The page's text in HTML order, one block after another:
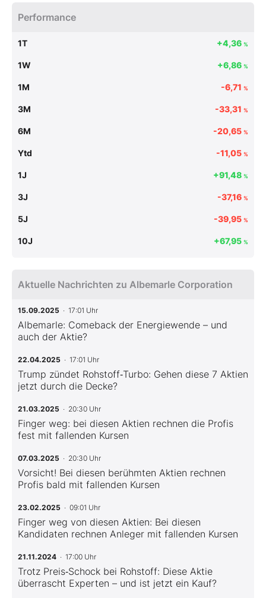
Performance
1T +4,36 %
1W +6,86 %
1M -6,71 %
3M -33,31 %
6M -20,65 %
Ytd -11,05 %
1J +91,48 %
3J -37,16 %
5J -39,95 %
10J +67,95 %
Aktuelle Nachrichten zu Albemarle Corporation
15.09.2025 · 17:01 Uhr
Albemarle: Comeback der Energiewende – und
auch der Aktie?
22.04.2025 · 17:01 Uhr
Trump zündet Rohstoff‑Turbo: Gehen diese 7 Aktien
jetzt durch die Decke?
21.03.2025 · 20:30 Uhr
Finger weg: bei diesen Aktien rechnen die Profis
fest mit fallenden Kursen
07.03.2025 · 20:30 Uhr
Vorsicht! Bei diesen berühmten Aktien rechnen
Profis bald mit fallenden Kursen
23.02.2025 · 09:01 Uhr
Finger weg von diesen Aktien: Bei diesen
Kandidaten rechnen Anleger mit fallenden Kursen
21.11.2024 · 17:00 Uhr
Trotz Preis‑Schock bei Rohstoff: Diese Aktie
überrascht Experten – und ist jetzt ein Kauf?